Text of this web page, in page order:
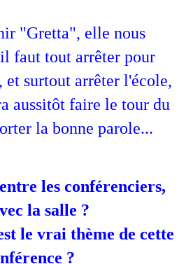
"Gretta", elle nous
faut tout arrêter pour
et surtout arrêter l'école,
aussitôt faire le tour du
la bonne parole...
les conférenciers,
la salle ?
le vrai thème de cette
?